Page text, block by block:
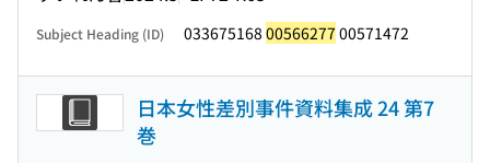
Subject Heading (ID) 033675168 00566277 00571472
日本女性差別事件資料集成 24 第7
巻